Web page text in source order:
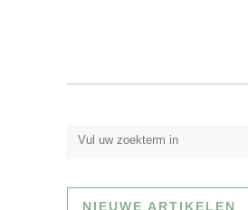
NIEUWE ARTIKELEN